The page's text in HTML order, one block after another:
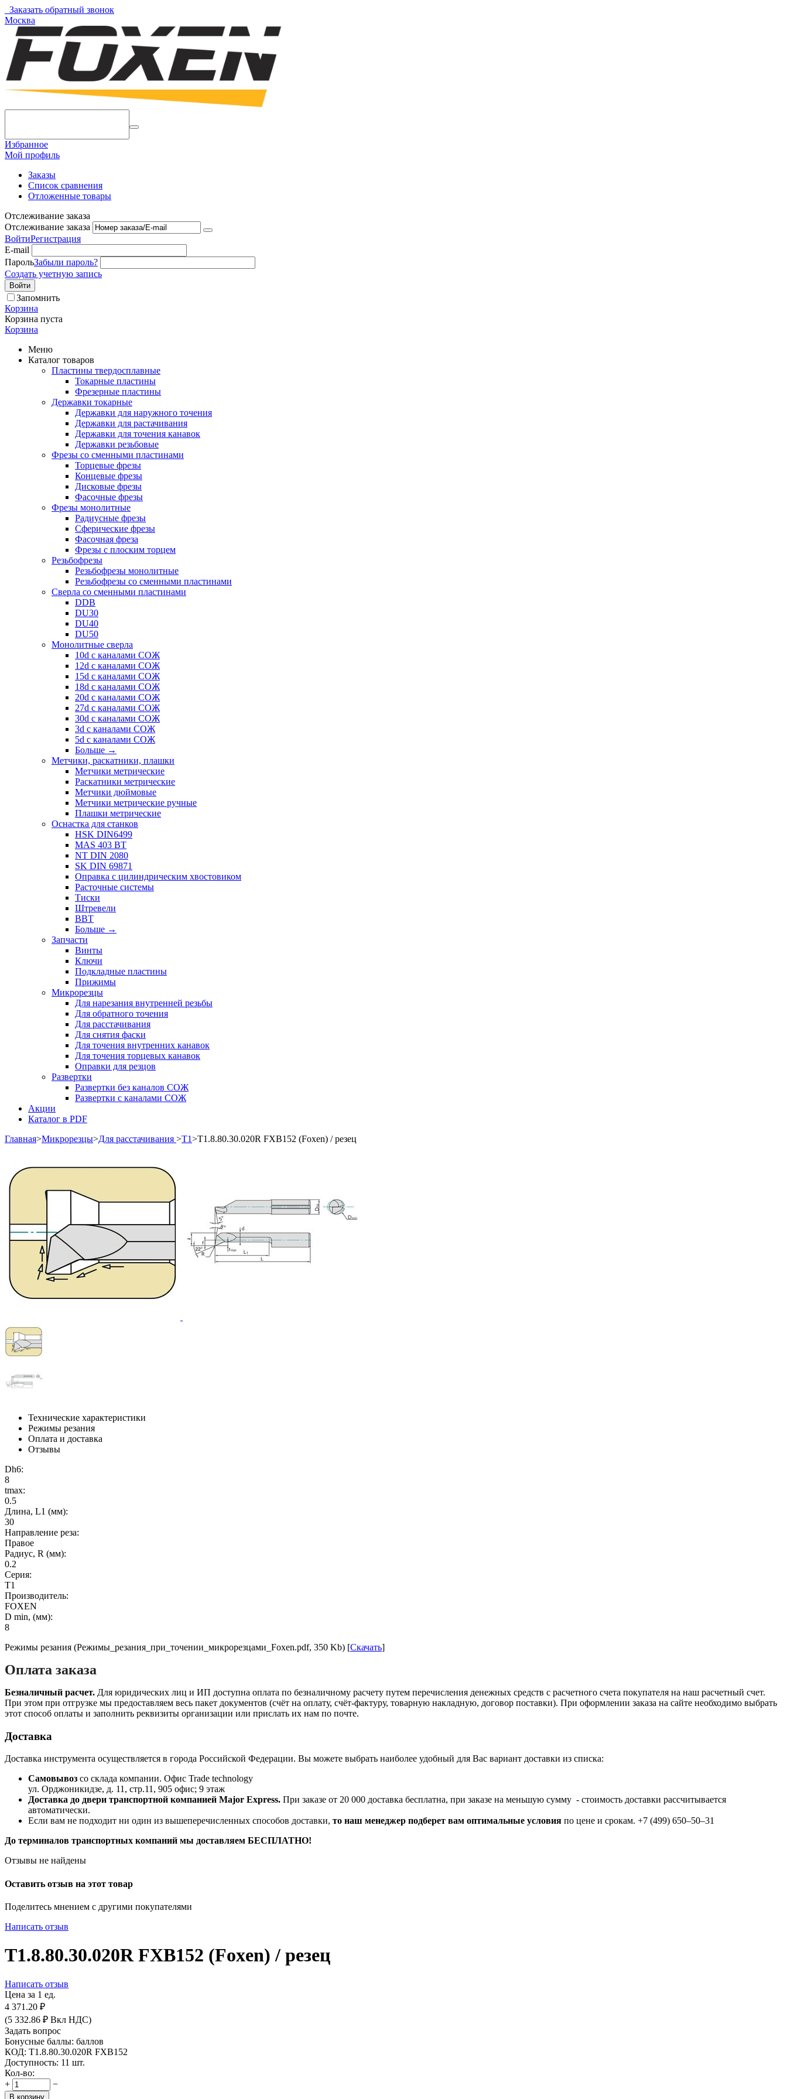
Заказать обратный звонок
Москва
Избранное
Мой профиль
Заказы
Список сравнения
Отложенные товары
Отслеживание заказа
Отслеживание заказа
ВойтиРегистрация
E-mail
ПарольЗабыли пароль?
Создать учетную запись
Войти
Запомнить
Корзина
Корзина пуста
Корзина
Меню
Каталог товаров
Пластины твердосплавные
Токарные пластины
Фрезерные пластины
Державки токарные
Державки для наружного точения
Державки для растачивания
Державки для точения канавок
Державки резьбовые
Фрезы со сменными пластинами
Торцевые фрезы
Концевые фрезы
Дисковые фрезы
Фасочные фрезы
Фрезы монолитные
Радиусные фрезы
Сферические фрезы
Фасочная фреза
Фрезы с плоским торцем
Резьбофрезы
Резьбофрезы монолитные
Резьбофрезы со сменными пластинами
Сверла со сменными пластинами
DDB
DU30
DU40
DU50
Монолитные сверла
10d с каналами СОЖ
12d с каналами СОЖ
15d с каналами СОЖ
18d с каналами СОЖ
20d с каналами СОЖ
27d с каналами СОЖ
30d с каналами СОЖ
3d с каналами СОЖ
5d с каналами СОЖ
Больше →
Метчики, раскатники, плашки
Метчики метрические
Раскатники метрические
Метчики дюймовые
Метчики метрические ручные
Плашки метрические
Оснастка для станков
HSK DIN6499
MAS 403 BT
NT DIN 2080
SK DIN 69871
Оправка с цилиндрическим хвостовиком
Расточные системы
Тиски
Штревели
BBT
Больше →
Запчасти
Винты
Ключи
Подкладные пластины
Прижимы
Микрорезцы
Для нарезания внутренней резьбы
Для обратного точения
Для расстачивания
Для снятия фаски
Для точения внутренних канавок
Для точения торцевых канавок
Оправки для резцов
Развертки
Развертки без каналов СОЖ
Развертки с каналами СОЖ
Акции
Каталог в PDF
Главная>Микрорезцы>Для расстачивания >Т1>T1.8.80.30.020R FXB152 (Foxen) / резец
Технические характеристики
Режимы резания
Оплата и доставка
Отзывы
Dh6:
8
tmax:
0.5
Длина, L1 (мм):
30
Направление реза:
Правое
Радиус, R (мм):
0.2
Серия:
T1
Производитель:
FOXEN
D min, (мм):
8
Режимы резания (Режимы_резания_при_точении_микрорезцами_Foxen.pdf, 350 Kb) [Скачать]
Оплата заказа
Безналичный расчет. Для юридических лиц и ИП доступна оплата по безналичному расчету путем перечисления денежных средств с расчетного счета покупателя на наш расчетный счет.
При этом при отгрузке мы предоставляем весь пакет документов (счёт на оплату, счёт-фактуру, товарную накладную, договор поставки). При оформлении заказа на сайте необходимо выбрать
этот способ оплаты и заполнить реквизиты организации или прислать их нам по почте.
Доставка
Доставка инструмента осуществляется в города Российской Федерации. Вы можете выбрать наиболее удобный для Вас вариант доставки из списка:
Самовывоз со склада компании. Офис Trade technology
ул. Орджоникидзе, д. 11, стр.11, 905 офис; 9 этаж
Доставка до двери транспортной компанией Major Express. При заказе от 20 000 доставка бесплатна, при заказе на меньшую сумму - стоимость доставки рассчитывается
автоматически.
Если вам не подходит ни один из вышеперечисленных способов доставки, то наш менеджер подберет вам оптимальные условия по цене и срокам. +7 (499) 650‒50‒31
До терминалов транспортных компаний мы доставляем БЕСПЛАТНО!
Отзывы не найдены
Оставить отзыв на этот товар
Поделитесь мнением с другими покупателями
Написать отзыв
T1.8.80.30.020R FXB152 (Foxen) / резец
Написать отзыв
Цена за 1 ед.
4 371.20 ₽
(5 332.86 ₽ Вкл НДС)
Задать вопрос
Бонусные баллы: баллов
КОД: T1.8.80.30.020R FXB152
Доступность: 11 шт.
Кол-во:
+
−
В корзину